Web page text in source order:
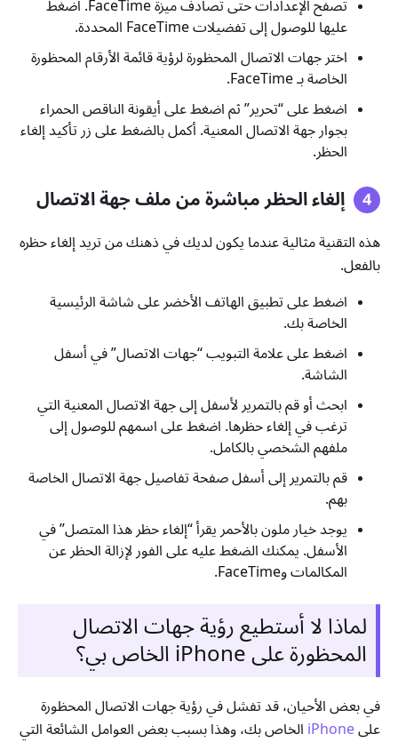
تصفح الإعدادات حتى تصادف ميزة FaceTime. اضغط
عليها للوصول إلى تفضيلات FaceTime المحددة.
اختر جهات الاتصال المحظورة لرؤية قائمة الأرقام المحظورة
الخاصة بـ FaceTime.
اضغط على “تحرير” ثم اضغط على أيقونة الناقص الحمراء
بجوار جهة الاتصال المعنية. أكمل بالضغط على زر تأكيد إلغاء
الحظر.
إلغاء الحظر مباشرة من ملف جهة الاتصال
هذه التقنية مثالية عندما يكون لديك في ذهنك من تريد إلغاء حظره
بالفعل.
اضغط على تطبيق الهاتف الأخضر على شاشة الرئيسية
الخاصة بك.
اضغط على علامة التبويب “جهات الاتصال” في أسفل
الشاشة.
ابحث أو قم بالتمرير لأسفل إلى جهة الاتصال المعنية التي
ترغب في إلغاء حظرها. اضغط على اسمهم للوصول إلى
ملفهم الشخصي بالكامل.
قم بالتمرير إلى أسفل صفحة تفاصيل جهة الاتصال الخاصة
بهم.
يوجد خيار ملون بالأحمر يقرأ “إلغاء حظر هذا المتصل” في
الأسفل. يمكنك الضغط عليه على الفور لإزالة الحظر عن
المكالمات وFaceTime.
لماذا لا أستطيع رؤية جهات الاتصال
المحظورة على iPhone الخاص بي؟
في بعض الأحيان، قد تفشل في رؤية جهات الاتصال المحظورة
علىiPhoneالخاص بك، وهذا بسبب بعض العوامل الشائعة التي